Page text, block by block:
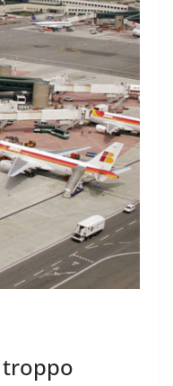
CRONACA VCO
dell’Alto
“tengono